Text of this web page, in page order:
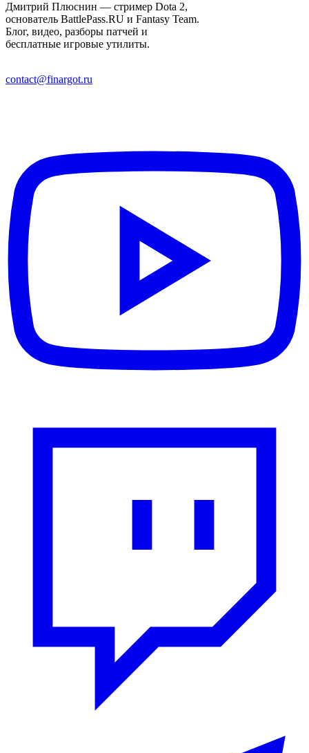
Дмитрий Плюснин — стример Dota 2,
основатель BattlePass.RU и Fantasy Team.
Блог, видео, разборы патчей и
бесплатные игровые утилиты.
contact@finargot.ru